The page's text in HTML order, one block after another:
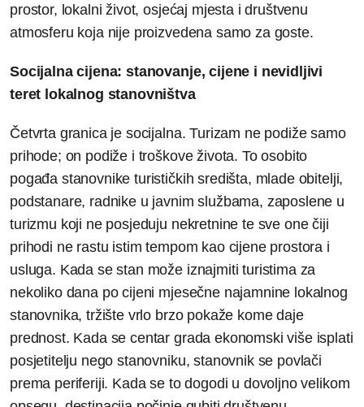
prostor, lokalni život, osjećaj mjesta i društvenu
atmosferu koja nije proizvedena samo za goste.
Socijalna cijena: stanovanje, cijene i nevidljivi
teret lokalnog stanovništva
Četvrta granica je socijalna. Turizam ne podiže samo
prihode; on podiže i troškove života. To osobito
pogađa stanovnike turističkih središta, mlade obitelji,
podstanare, radnike u javnim službama, zaposlene u
turizmu koji ne posjeduju nekretnine te sve one čiji
prihodi ne rastu istim tempom kao cijene prostora i
usluga. Kada se stan može iznajmiti turistima za
nekoliko dana po cijeni mjesečne najamnine lokalnog
stanovnika, tržište vrlo brzo pokaže kome daje
prednost. Kada se centar grada ekonomski više isplati
posjetitelju nego stanovniku, stanovnik se povlači
prema periferiji. Kada se to dogodi u dovoljno velikom